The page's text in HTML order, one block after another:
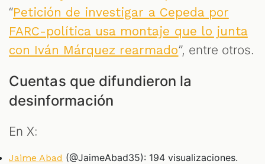
“Petición de investigar a Cepeda por
FARC-política usa montaje que lo junta
con Iván Márquez rearmado”, entre otros.
Cuentas que difundieron la
desinformación
En X:
Jaime Abad (@JaimeAbad35): 194 visualizaciones.